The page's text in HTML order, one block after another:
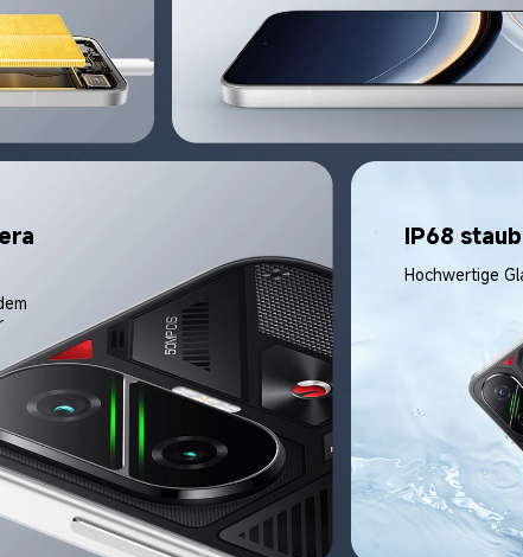
IP68
Hochwertige